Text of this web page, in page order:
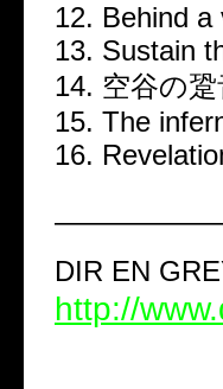
12. Behind a
13. Sustain
14. 空谷の跫
15. The
16.
DIR EN
http://